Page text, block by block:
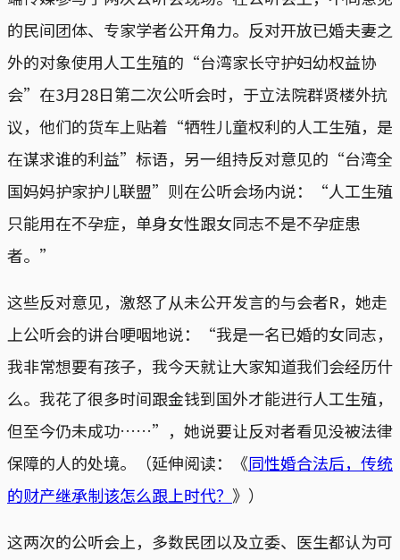
的民间团体、专家学者公开角力。反对开放已婚夫妻之
外的对象使用人工生殖的“台湾家长守护妇幼权益协
会”在3月28日第二次公听会时，于立法院群贤楼外抗
议，他们的货车上贴着“牺牲儿童权利的人工生殖，是
在谋求谁的利益”标语，另一组持反对意见的“台湾全
国妈妈护家护儿联盟”则在公听会场内说：“人工生殖
只能用在不孕症，单身女性跟女同志不是不孕症患
者。”
这些反对意见，激怒了从未公开发言的与会者R，她走
上公听会的讲台哽咽地说：“我是一名已婚的女同志，
我非常想要有孩子，我今天就让大家知道我们会经历什
么。我花了很多时间跟金钱到国外才能进行人工生殖，
但至今仍未成功……”，她说要让反对者看见没被法律
保障的人的处境。（延伸阅读：《同性婚合法后，传统
的财产继承制该怎么跟上时代？ 》）
这两次的公听会上，多数民团以及立委、医生都认为可